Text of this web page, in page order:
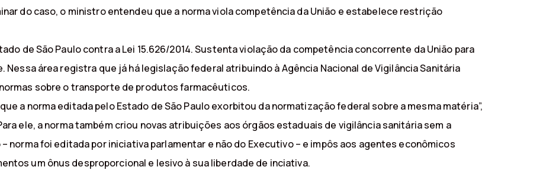
do caso, o ministro entendeu que a norma viola competência da União e estabelece restrição
de São Paulo contra a Lei 15.626/2014. Sustenta violação da competência concorrente da União para
área registra que já há legislação federal atribuindo à Agência Nacional de Vigilância Sanitária
sobre o transporte de produtos farmacêuticos.
a norma editada pelo Estado de São Paulo exorbitou da normatização federal sobre a mesma matéria”,
ele, a norma também criou novas atribuições aos órgãos estaduais de vigilância sanitária sem a
norma foi editada por iniciativa parlamentar e não do Executivo – e impôs aos agentes econômicos
um ônus desproporcional e lesivo à sua liberdade de inciativa.